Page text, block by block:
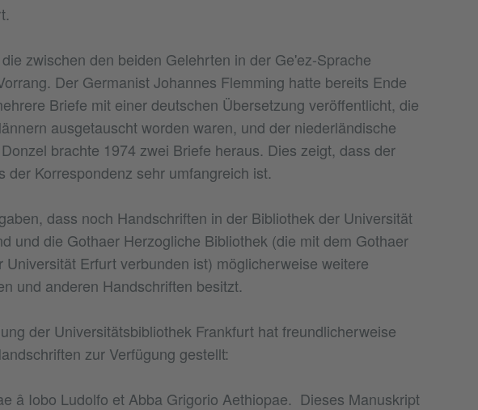
zwischen den beiden Gelehrten in der Ge'ez-Sprache
Der Germanist Johannes Flemming hatte bereits Ende
Briefe mit einer deutschen Übersetzung veröffentlicht, die
ausgetauscht worden waren, und der niederländische
brachte 1974 zwei Briefe heraus. Dies zeigt, dass der
der Korrespondenz sehr umfangreich ist.
dass noch Handschriften in der Bibliothek der Universität
und die Gothaer Herzogliche Bibliothek (die mit dem Gothaer
Universität Erfurt verbunden ist) möglicherweise weitere
und anderen Handschriften besitzt.
der Universitätsbibliothek Frankfurt hat freundlicherweise
zur Verfügung gestellt:
â Iobo Ludolfo et Abba Grigorio Aethiopae. Dieses Manuskript